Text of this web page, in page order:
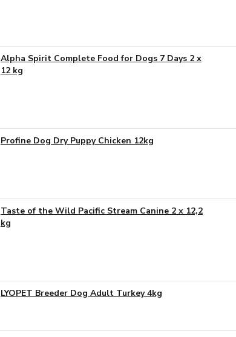
Alpha Spirit Complete Food for Dogs 7 Days 2 x
12 kg
Profine Dog Dry Puppy Chicken 12kg
Taste of the Wild Pacific Stream Canine 2 x 12,2
kg
LYOPET Breeder Dog Adult Turkey 4kg